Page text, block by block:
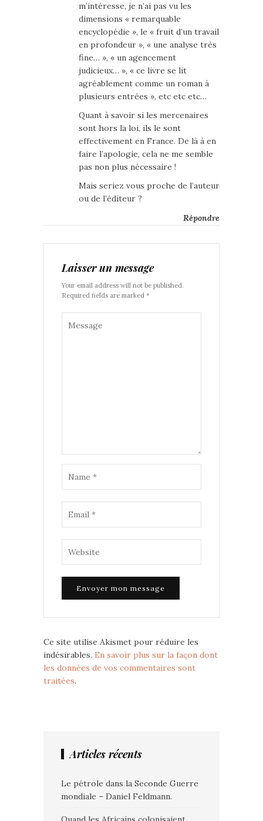
m’intéresse, je n’ai pas vu les
dimensions « remarquable
encyclopédie », le « fruit d’un travail
en profondeur », « une analyse très
fine… », « un agencement
judicieux… », « ce livre se lit
agréablement comme un roman à
plusieurs entrées », etc etc etc…
Quant à savoir si les mercenaires
sont hors la loi, ils le sont
effectivement en France. De là à en
faire l’apologie, cela ne me semble
pas non plus nécessaire !
Mais seriez vous proche de l’auteur
ou de l’éditeur ?
Répondre
Laisser un message
Your email address will not be published.
Required fields are marked *
Ce site utilise Akismet pour réduire les
indésirables. En savoir plus sur la façon dont
les données de vos commentaires sont
traitées.
Articles récents
Le pétrole dans la Seconde Guerre
mondiale – Daniel Feldmann.